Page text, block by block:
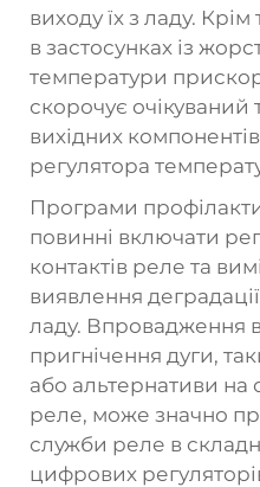
виходу їх з ладу.
в застосунках із
температури
скорочує очікуваний
вихідних
регулятора
Програми
повинні включати
контактів реле та
виявлення
ладу. Впровадження
пригнічення дуги,
або альтернативи на
реле, може значно
служби реле в
цифрових